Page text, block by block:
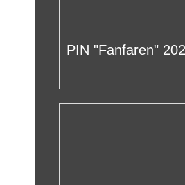
PIN "Fanfaren"